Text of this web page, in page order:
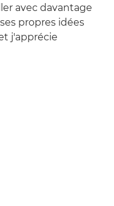
avec davantage
propres idées
j'apprécie